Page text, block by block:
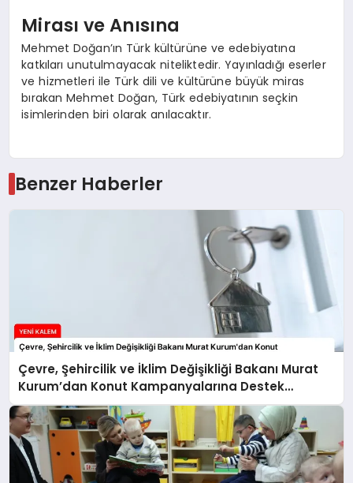
Mirası ve Anısına
Mehmet Doğan’ın Türk kültürüne ve edebiyatına
katkıları unutulmayacak niteliktedir. Yayınladığı eserler
ve hizmetleri ile Türk dili ve kültürüne büyük miras
bırakan Mehmet Doğan, Türk edebiyatının seçkin
isimlerinden biri olarak anılacaktır.
Benzer Haberler
Çevre, Şehircilik ve İklim Değişikliği Bakanı Murat
Kurum’dan Konut Kampanyalarına Destek
Açıklaması